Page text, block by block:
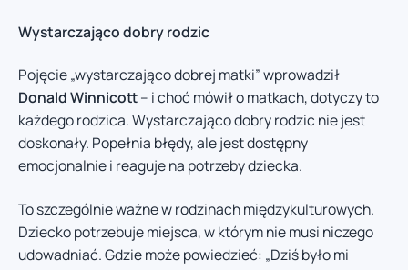
Wystarczająco dobry rodzic
Pojęcie „wystarczająco dobrej matki” wprowadził
Donald Winnicott– i choć mówił o matkach, dotyczy to
każdego rodzica. Wystarczająco dobry rodzic nie jest
doskonały. Popełnia błędy, ale jest dostępny
emocjonalnie i reaguje na potrzeby dziecka.
To szczególnie ważne w rodzinach międzykulturowych.
Dziecko potrzebuje miejsca, w którym nie musi niczego
udowadniać. Gdzie może powiedzieć: „Dziś było mi